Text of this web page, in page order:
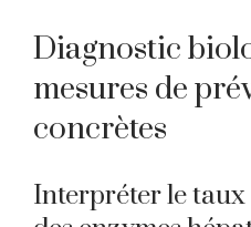
Diagnostic
mesures de
concrètes
Interpréter le taux